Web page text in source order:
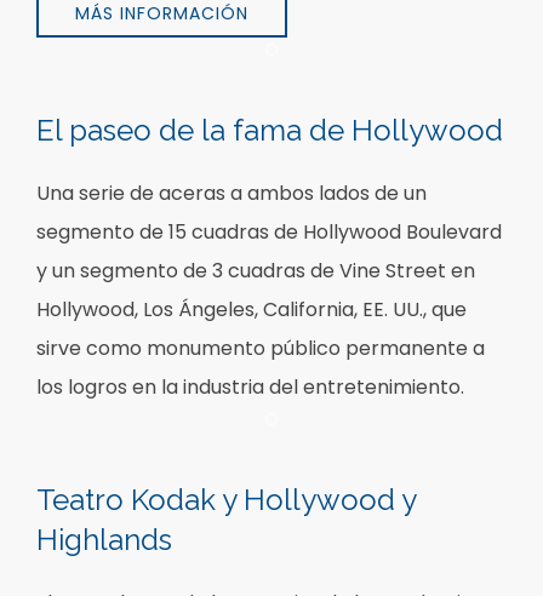
MÁS INFORMACIÓN
El paseo de la fama de Hollywood
Una serie de aceras a ambos lados de un
segmento de 15 cuadras de Hollywood Boulevard
y un segmento de 3 cuadras de Vine Street en
Hollywood, Los Ángeles, California, EE. UU., que
sirve como monumento público permanente a
los logros en la industria del entretenimiento.
Teatro Kodak y Hollywood y
Highlands